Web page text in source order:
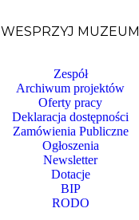
WESPRZYJ MUZEUM
Zespół
Archiwum projektów
Oferty pracy
Deklaracja dostępności
Zamówienia Publiczne
Ogłoszenia
Newsletter
Dotacje
BIP
RODO